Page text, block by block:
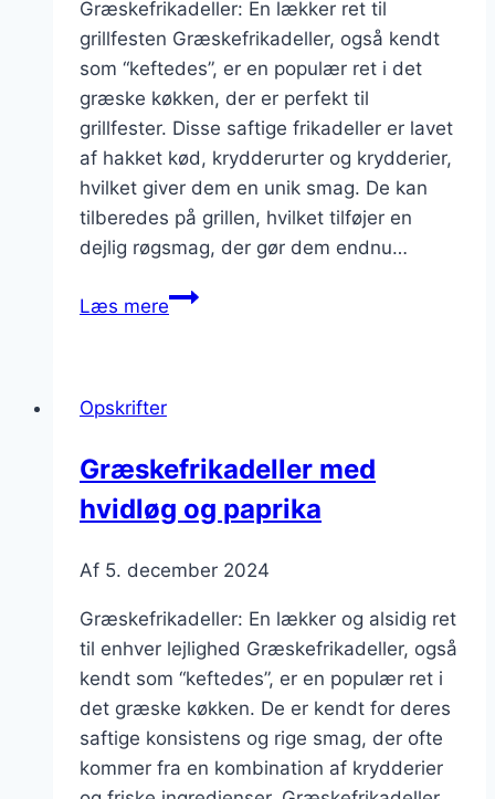
Græskefrikadeller: En lækker ret til
grillfesten Græskefrikadeller, også kendt
som “keftedes”, er en populær ret i det
græske køkken, der er perfekt til
grillfester. Disse saftige frikadeller er lavet
af hakket kød, krydderurter og krydderier,
hvilket giver dem en unik smag. De kan
tilberedes på grillen, hvilket tilføjer en
dejlig røgsmag, der gør dem endnu…
Læs mereGræskefrikadeller
Opskrifter
Græskefrikadeller med
hvidløg og paprika
Af 5. december 2024
Græskefrikadeller: En lækker og alsidig ret
til enhver lejlighed Græskefrikadeller, også
kendt som “keftedes”, er en populær ret i
det græske køkken. De er kendt for deres
saftige konsistens og rige smag, der ofte
kommer fra en kombination af krydderier